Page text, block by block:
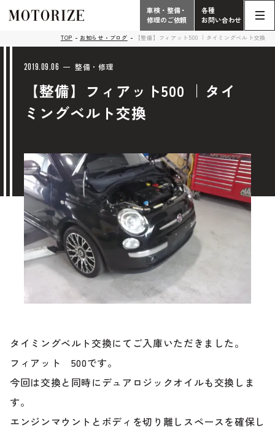
こだわり
中古車販売・在庫車情報
車検・整備・修理のご依頼
中古車探しのご依頼/その他
お問い合わせフォーム
ブランド紹介
ブログ
お客様の声
ケータハム岐阜
Phone
電話受付時間 10:00 - 18:30（月曜定休）
タップで電話がかかります
お問い合わせ総合
058-247-8001
タップで電話がかかります
Contact Form
24時間受付対応の
Contact
車検・整備・
修理のご依頼
各種
お問い合わせ
TOP お知らせ・ブログ 【整備】フィアット500 ｜タイミングベルト交換
2019.09.06 整備・修理
【整備】フィアット500 ｜タイ
ミングベルト交換
タイミングベルト交換にてご入庫いただきました。
フィアット 500です。
今回は交換と同時にデュアロジックオイルも交換しま
す。
エンジンマウントとボディを切り離しスペースを確保し